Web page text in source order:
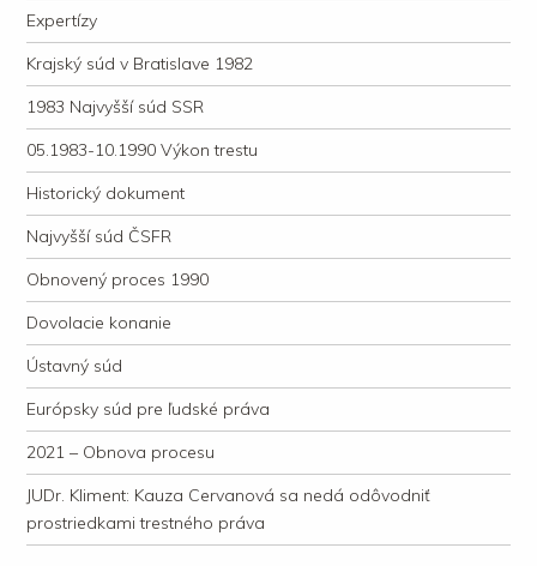
Expertízy
Krajský súd v Bratislave 1982
1983 Najvyšší súd SSR
05.1983-10.1990 Výkon trestu
Historický dokument
Najvyšší súd ČSFR
Obnovený proces 1990
Dovolacie konanie
Ústavný súd
Európsky súd pre ľudské práva
2021 – Obnova procesu
JUDr. Kliment: Kauza Cervanová sa nedá odôvodniť
prostriedkami trestného práva